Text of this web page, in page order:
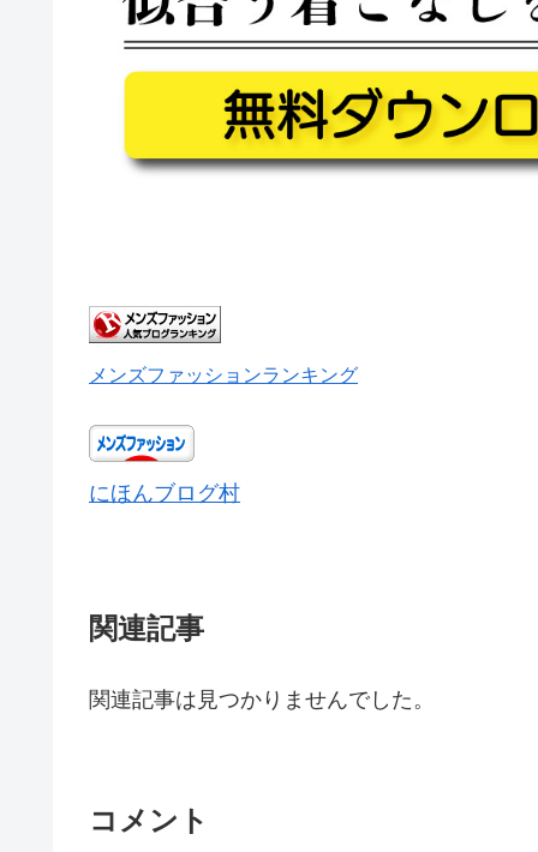
メンズファッションランキング
にほんブログ村
関連記事
関連記事は見つかりませんでした。
コメント